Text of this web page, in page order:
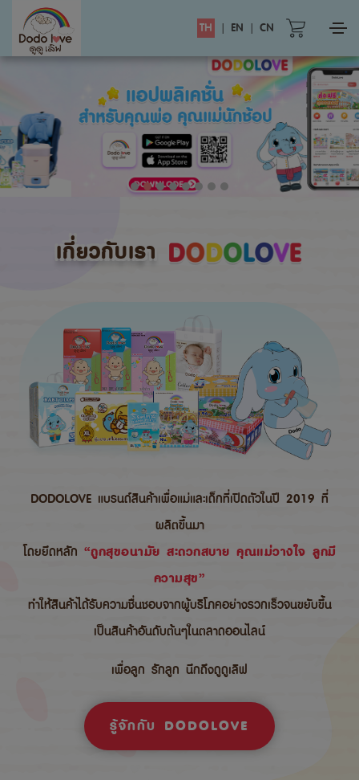
TH | EN | CN
เกี่ยวกับเรา
DODOLOVE แบรนด์สินค้าเพื่อแม่และเด็กที่เปิดตัวในปี 2019 ที่
ผลิตขึ้นมา
โดยยึดหลัก “ถูกสุขอนามัย สะดวกสบาย คุณแม่วางใจ ลูกมี
ความสุข”
ทำให้สินค้าได้รับความชื่นชอบจากผู้บริโภคอย่างรวกเร็วจนขยับขึ้น
เป็นสินค้าอันดับต้นๆในตลาดออนไลน์
เพื่อลูก รักลูก นึกถึงดูดูเลิฟ
รู้จักกับ DODOLOVE